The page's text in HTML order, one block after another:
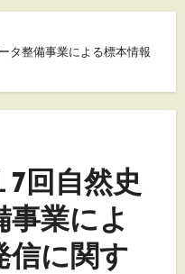
タ整備事業による標本情報
7回自然史
事業によ
信に関す